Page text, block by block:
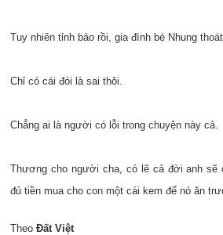
Tuy nhiên tỉnh bảo rồi, gia đình bé Nhung
Chỉ có cái đói là sai thôi.
Chẳng ai là người có lỗi trong chuyện này cả.
Thương cho người cha, có lẽ cả đời anh sẽ
đủ tiền mua cho con một cái kem để nó ăn
Theo Đất Việt